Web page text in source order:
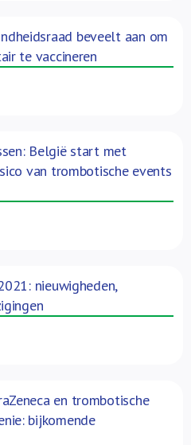
beveelt aan om
te vaccineren
België start met
van trombotische events
nieuwigheden,
en trombotische
bijkomende